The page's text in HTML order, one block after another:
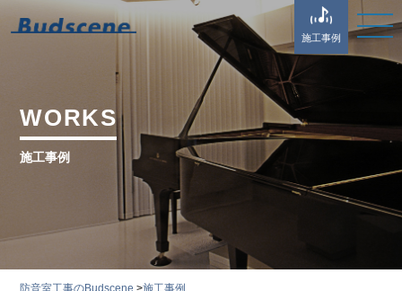
施工事例
WORKS
施工事例
防音室工事のBudscene>施工事例